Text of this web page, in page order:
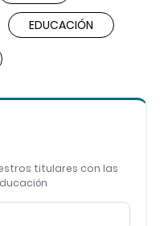
EDUCACIÓN
titulares con las